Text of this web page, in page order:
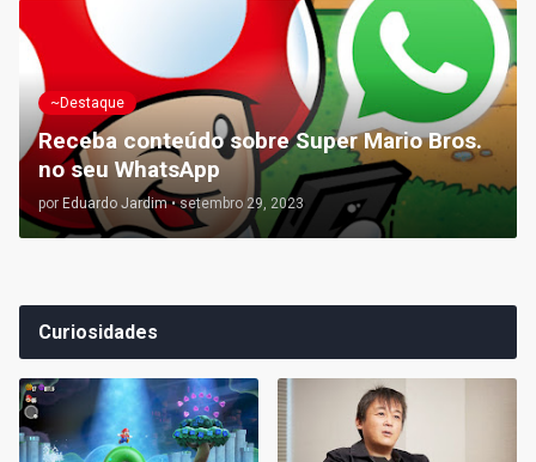
~Destaque
Receba conteúdo sobre Super Mario Bros.
no seu WhatsApp
por Eduardo Jardim • setembro 29, 2023
Curiosidades